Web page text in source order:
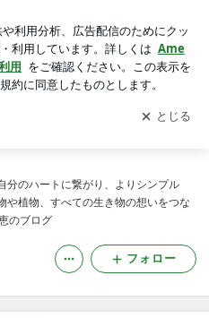
の更新通知
を受け取りまし
開く
分のハートに繋がり、よりシンプル
植物、すべての生き物の想いをつな
のブログ
フォロー